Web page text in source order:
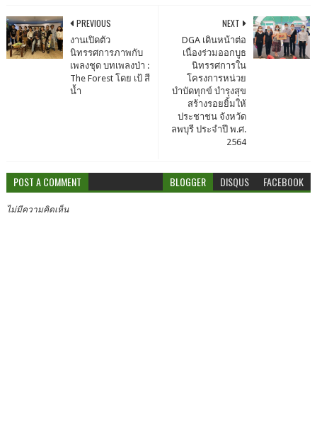
NEXT
DGA เดินหน้าต่อ
เนื่องร่วมออกบูธ
นิทรรศการใน
โครงการหน่วย
บำบัดทุกข์ บำรุงสุข
สร้างรอยยิ้มให้
ประชาชน จังหวัด
ลพบุรี ประจำปี พ.ศ.
2564
PREVIOUS
งานเปิดตัว
นิทรรศการภาพกับ
เพลงชุด บทเพลงป่า :
The Forest โดย เป้ สี
น้ำ
POST A COMMENT BLOGGER DISQUS FACEBOOK
ไม่มีความคิดเห็น